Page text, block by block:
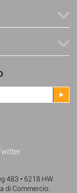
483 • 6218 HW
di Commercio: